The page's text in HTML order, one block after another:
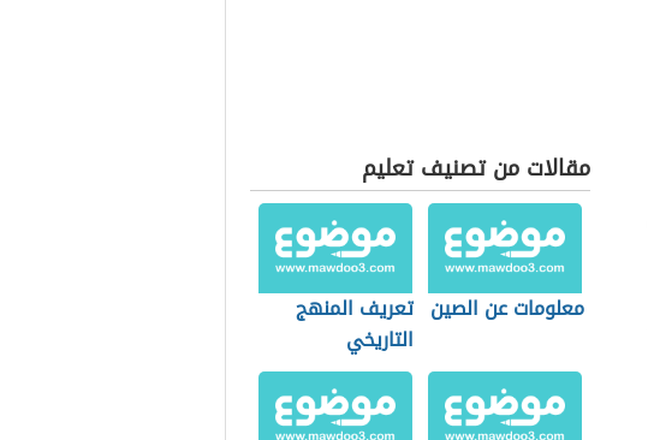
مقالات من تصنيف تعليم
معلومات عن الصين تعريف المنهج
التاريخي